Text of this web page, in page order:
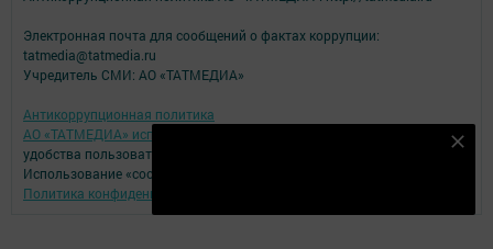
Электронная почта для сообщений о фактах коррупции:
tatmedia@tatmedia.ru
Учредитель СМИ: АО «ТАТМЕДИА»
Антикоррупционная политика
АО «ТАТМЕДИА» использует «cookie»
для персонализации сервисов и
удобства пользователей сайтом.
Использование «cookie» можно отменить в настройках браузера.
Политика конфиденциальности